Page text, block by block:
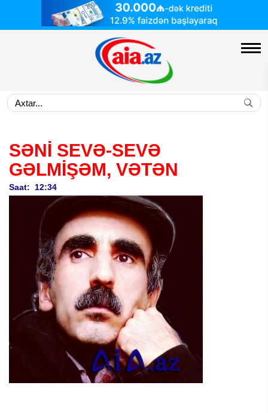
SƏNİ SEVƏ-SEVƏ
GƏLMİŞƏM, VƏTƏN
Saat: 12:34